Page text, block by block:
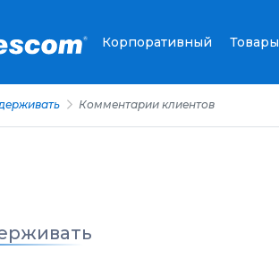
Корпоративный Товары
Комментарии клиентов